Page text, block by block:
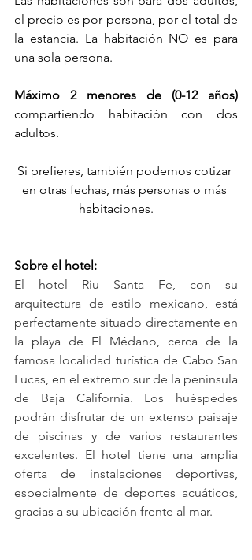
el precio es por persona, por el total de
la estancia. La habitación NO es para
una sola persona.
Máximo 2 menores de (0-12 años)
compartiendo habitación con dos
adultos.
Si prefieres, también podemos cotizar
en otras fechas, más personas o más
Sobre el hotel:
El hotel Riu Santa Fe, con su
arquitectura de estilo mexicano, está
perfectamente situado directamente en
la playa de El Médano, cerca de la
famosa localidad turística de Cabo San
Lucas, en el extremo sur de la península
de Baja California. Los huéspedes
podrán disfrutar de un extenso paisaje
de piscinas y de varios restaurantes
excelentes. El hotel tiene una amplia
oferta de instalaciones deportivas,
especialmente de deportes acuáticos,
gracias a su ubicación frente al mar.